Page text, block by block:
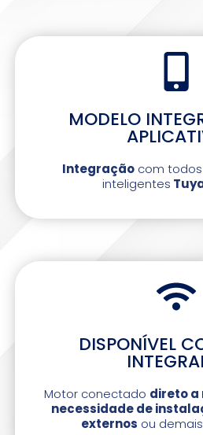
MODELO
Integraçãocom todos
inteligentes
DISPONÍVEL
Motor conectado direto a
necessidade de
externos ou